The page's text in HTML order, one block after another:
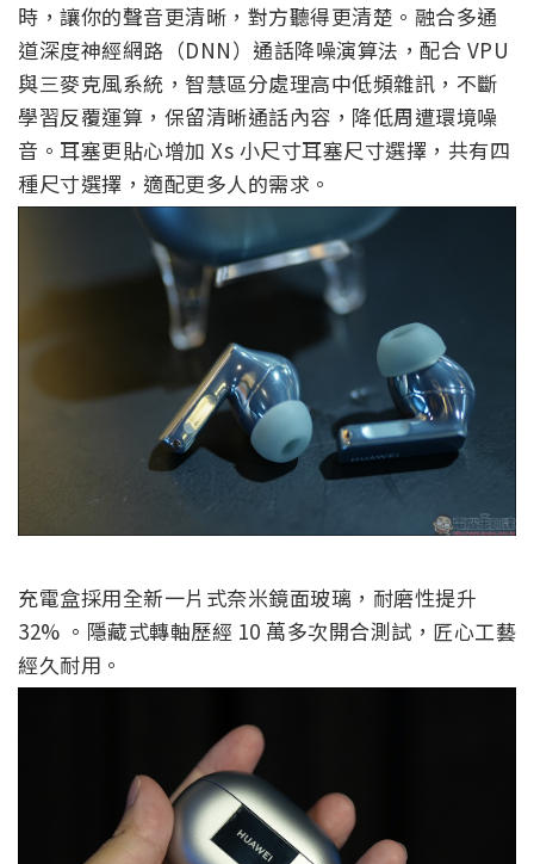
時，讓你的聲音更清晰，對方聽得更清楚。融合多通
道深度神經網路（DNN）通話降噪演算法，配合 VPU
與三麥克風系統，智慧區分處理高中低頻雜訊，不斷
學習反覆運算，保留清晰通話內容，降低周遭環境噪
音。耳塞更貼心增加 Xs 小尺寸耳塞尺寸選擇，共有四
種尺寸選擇，適配更多人的需求。
充電盒採用全新一片式奈米鏡面玻璃，耐磨性提升
32% 。隱藏式轉軸歷經 10 萬多次開合測試，匠心工藝
經久耐用。